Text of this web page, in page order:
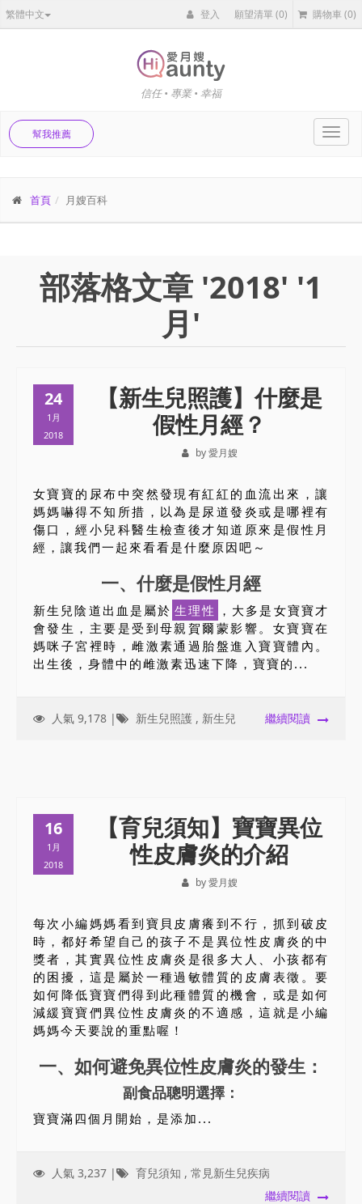
繁體中文 登入 願望清單(0) 購物車 (0)
信任 • 專業 • 幸福
幫我推薦
首頁 月嫂百科
部落格文章 '2018' '1
月'
24
1月
2018
【新生兒照護】什麼是
假性月經？
by 愛月嫂
女寶寶的尿布中突然發現有紅紅的血流出來，讓
媽媽嚇得不知所措，以為是尿道發炎或是哪裡有
傷口，經小兒科醫生檢查後才知道原來是假性月
經，讓我們一起來看看是什麼原因吧～
一、什麼是假性月經
新生兒陰道出血是屬於 生理性 ，大多是女寶寶才
會發生，主要是受到母親賀爾蒙影響。女寶寶在
媽咪子宮裡時，雌激素通過胎盤進入寶寶體內。
出生後，身體中的雌激素迅速下降，寶寶的...
人氣 9,178 | 新生兒照護 , 新生兒 繼續閱讀
16
1月
2018
【育兒須知】寶寶異位
性皮膚炎的介紹
by 愛月嫂
每次小編媽媽看到寶貝皮膚癢到不行，抓到破皮
時，都好希望自己的孩子不是異位性皮膚炎的中
獎者，其實異位性皮膚炎是很多大人、小孩都有
的困擾，這是屬於一種過敏體質的皮膚表徵。要
如何降低寶寶們得到此種體質的機會，或是如何
減緩寶寶們異位性皮膚炎的不適感，這就是小編
媽媽今天要說的重點喔！
一、如何避免異位性皮膚炎的發生：
副食品聰明選擇：
寶寶滿四個月開始，是添加...
人氣 3,237 | 育兒須知 , 常見新生兒疾病
繼續閱讀